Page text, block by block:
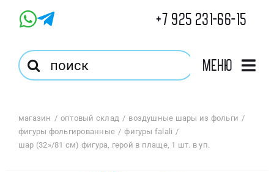
+7 925 231-66-15
Результат
поиска:
Меню
Магазин
магазин оптовый склад
воздушные шары из фольги
фигуры фольгированные
фигуры falali
шар (32»/81 см) фигура, герой в плаще, 1 шт. в уп.